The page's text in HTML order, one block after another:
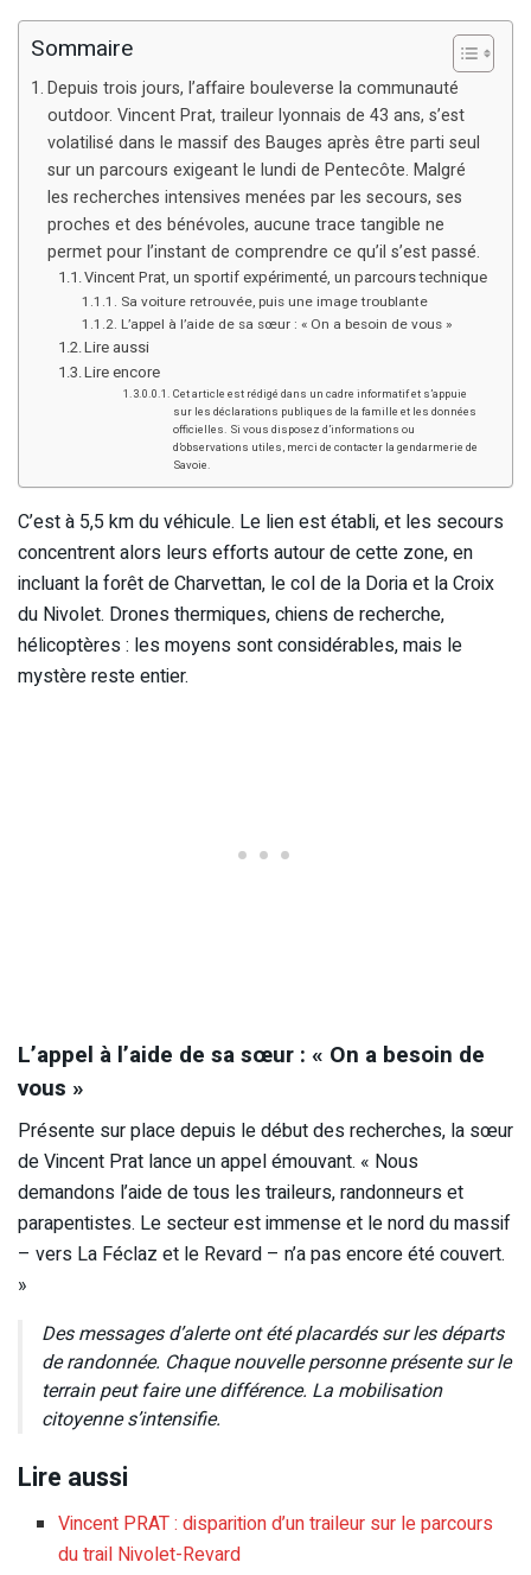
Sommaire
Depuis trois jours, l’affaire bouleverse la communauté
outdoor. Vincent Prat, traileur lyonnais de 43 ans, s’est
volatilisé dans le massif des Bauges après être parti seul
sur un parcours exigeant le lundi de Pentecôte. Malgré
les recherches intensives menées par les secours, ses
proches et des bénévoles, aucune trace tangible ne
permet pour l’instant de comprendre ce qu’il s’est passé.
Vincent Prat, un sportif expérimenté, un parcours technique
Sa voiture retrouvée, puis une image troublante
L’appel à l’aide de sa sœur : « On a besoin de vous »
Lire aussi
Lire encore
Cet article est rédigé dans un cadre informatif et s’appuie
sur les déclarations publiques de la famille et les données
officielles. Si vous disposez d’informations ou
d’observations utiles, merci de contacter la gendarmerie de
Savoie.
C’est à 5,5 km du véhicule. Le lien est établi, et les secours
concentrent alors leurs efforts autour de cette zone, en
incluant la forêt de Charvettan, le col de la Doria et la Croix
du Nivolet. Drones thermiques, chiens de recherche,
hélicoptères : les moyens sont considérables, mais le
mystère reste entier.
L’appel à l’aide de sa sœur : « On a besoin de
vous »
Présente sur place depuis le début des recherches, la sœur
de Vincent Prat lance un appel émouvant. « Nous
demandons l’aide de tous les traileurs, randonneurs et
parapentistes. Le secteur est immense et le nord du massif
– vers La Féclaz et le Revard – n’a pas encore été couvert.
»
Des messages d’alerte ont été placardés sur les départs
de randonnée. Chaque nouvelle personne présente sur le
terrain peut faire une différence. La mobilisation
citoyenne s’intensifie.
Lire aussi
Vincent PRAT : disparition d’un traileur sur le parcours
du trail Nivolet-Revard